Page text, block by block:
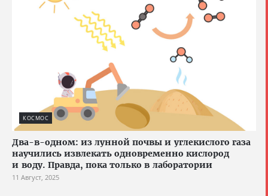
КОСМОС
Два-в-одном: из лунной почвы и углекислого газа
научились извлекать одновременно кислород
и воду. Правда, пока только в лаборатории
11 Август, 2025